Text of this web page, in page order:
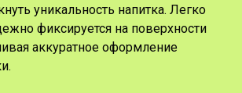
уникальность напитка. Легко
фиксируется на поверхности
аккуратное оформление